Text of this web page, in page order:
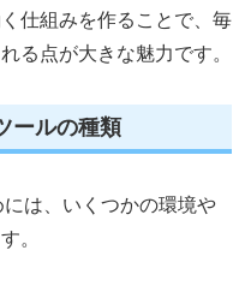
仕組みを作ることで、毎
る点が大きな魅力です。
ールの種類
は、いくつかの環境や
。